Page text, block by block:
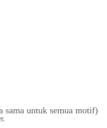
sama untuk semua motif)